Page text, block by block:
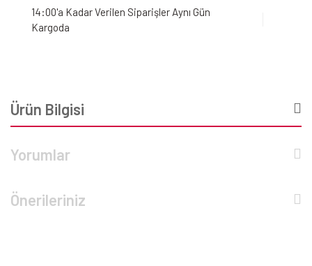
14:00'a Kadar Verilen Siparişler Aynı Gün
Kargoda
Ürün Bilgisi
Yorumlar
Önerileriniz